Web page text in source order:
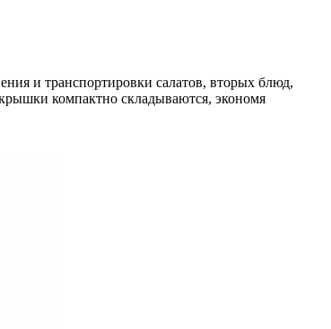
и транспортировки салатов, вторых блюд,
компактно складываются, экономя